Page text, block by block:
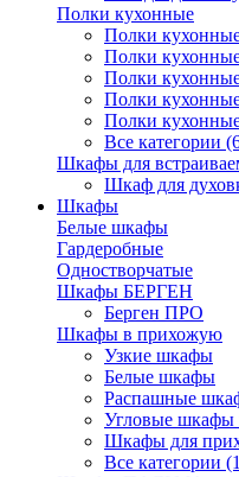
Полки кухонные
Полки
Полки
Полки
Полки
Полки
Все категории
Шкафы для
Шкаф для
Шкафы
Белые шкафы
Гардеробные
Одностворчатые
Шкафы БЕРГЕН
Берген ПРО
Шкафы в прихожую
Узкие шкафы
Белые шкафы
Распашные
Угловые
Шкафы для
Все категории